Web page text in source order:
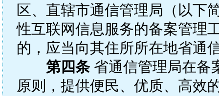
区、直辖市通信管理局（以下
性互联网信息服务的备案管理
的，应当向其住所所在地省通
第四条省通信管理局在备
原则，提供便民、优质、高效